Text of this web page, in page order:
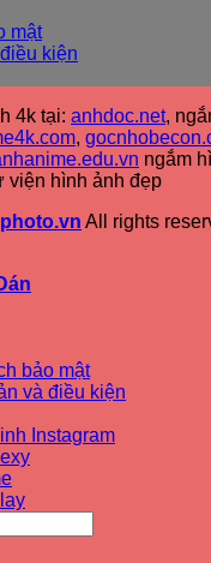
mật
kiện
4k tại: anhdoc.net,
,
ngắm
viện hình ảnh đẹp
All rights
bảo mật
và điều kiện
Instagram